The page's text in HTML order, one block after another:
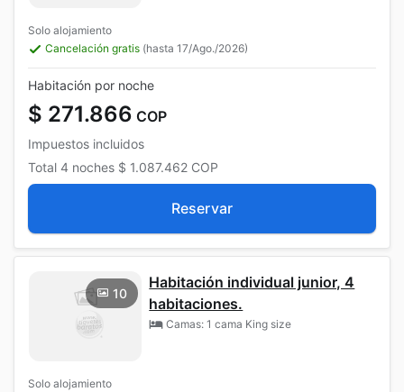
Solo alojamiento
Cancelación gratis (hasta 17/Ago./2026)
Habitación por noche
$ 271.866 COP
Impuestos incluidos
Total 4 noches $ 1.087.462 COP
Reservar
10
Habitación individual junior, 4
habitaciones.
Camas: 1 cama King size
Solo alojamiento